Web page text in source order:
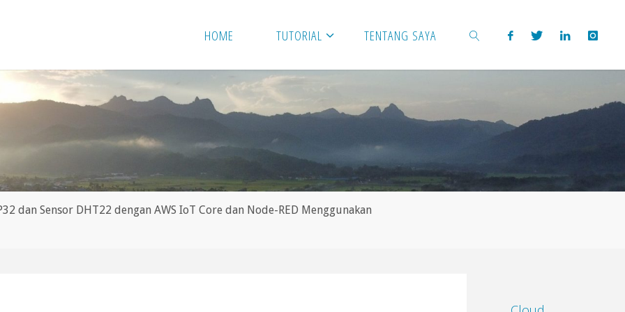
HOME TUTORIAL TENTANG SAYA
dan Sensor DHT22 dengan AWS IoT Core dan Node-RED Menggunakan